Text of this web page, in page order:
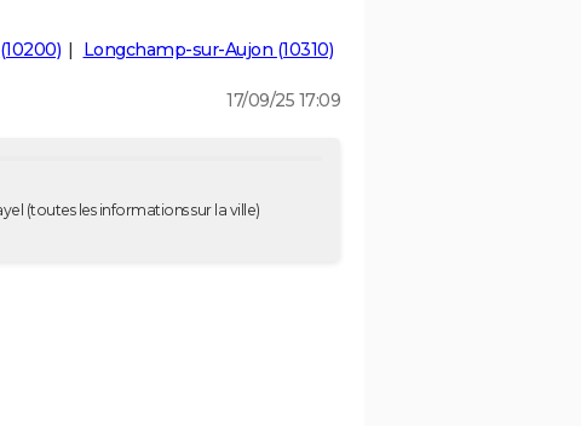
Longchamp-sur-Aujon (10310)
17/09/25 17:09
(toutes les informations sur la ville)